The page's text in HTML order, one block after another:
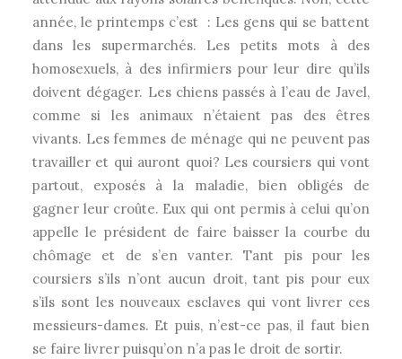
année, le printemps c’est : Les gens qui se battent
dans les supermarchés. Les petits mots à des
homosexuels, à des infirmiers pour leur dire qu’ils
doivent dégager. Les chiens passés à l’eau de Javel,
comme si les animaux n’étaient pas des êtres
vivants. Les femmes de ménage qui ne peuvent pas
travailler et qui auront quoi? Les coursiers qui vont
partout, exposés à la maladie, bien obligés de
gagner leur croûte. Eux qui ont permis à celui qu’on
appelle le président de faire baisser la courbe du
chômage et de s’en vanter. Tant pis pour les
coursiers s’ils n’ont aucun droit, tant pis pour eux
s’ils sont les nouveaux esclaves qui vont livrer ces
messieurs-dames. Et puis, n’est-ce pas, il faut bien
se faire livrer puisqu’on n’a pas le droit de sortir.